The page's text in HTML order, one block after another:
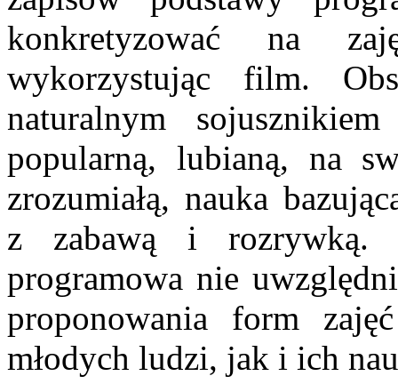
konkretyzować na
wykorzystując film.
naturalnym
popularną, lubianą, na
zrozumiałą, nauka
z zabawą i rozrywką.
programowa nie
proponowania form
młodych ludzi, jak i ich